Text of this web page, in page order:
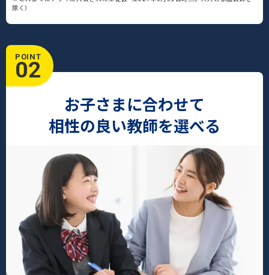
除く）
POINT
02
お子さまに合わせて
相性の良い教師を選べる